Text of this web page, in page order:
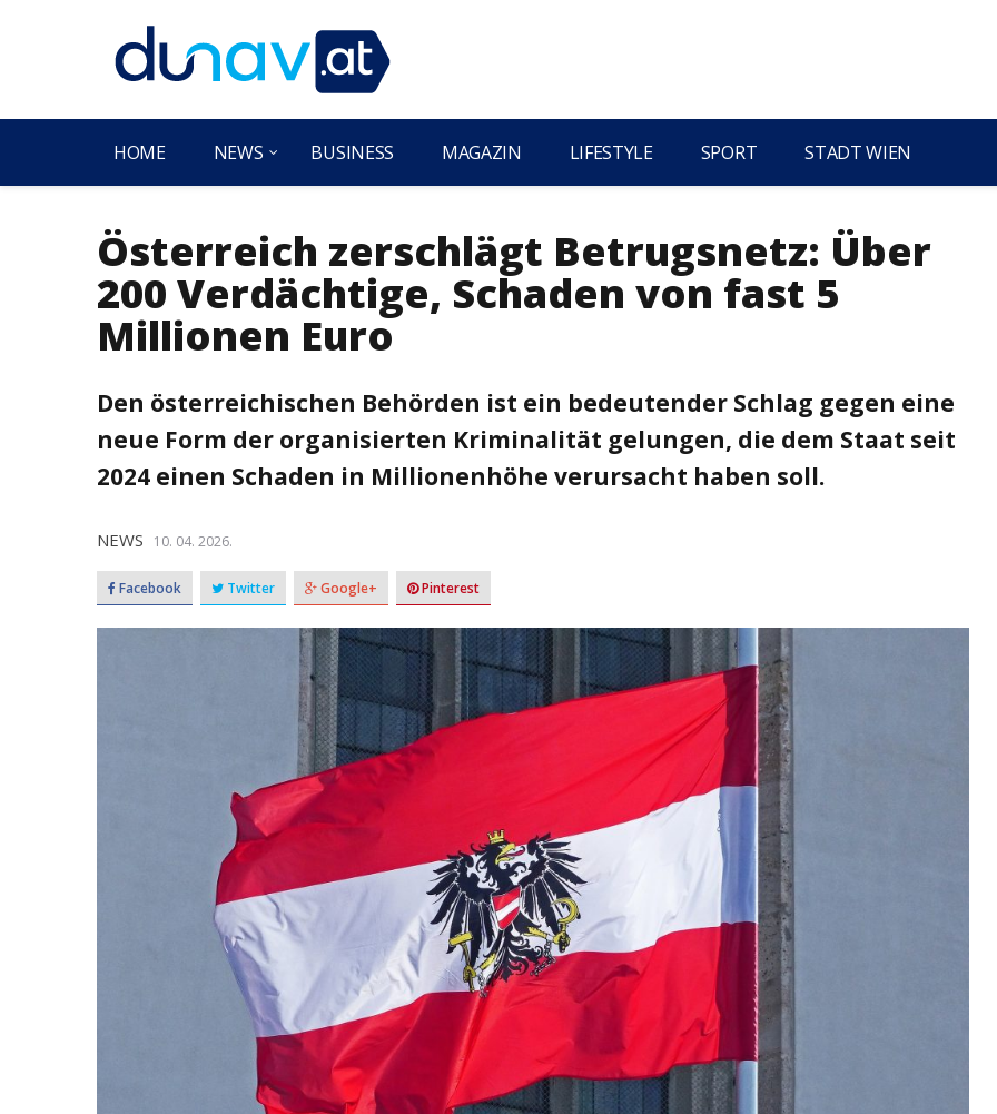
HOME NEWS BUSINESS MAGAZIN LIFESTYLE SPORT STADT WIEN
Österreich zerschlägt Betrugsnetz: Über
200 Verdächtige, Schaden von fast 5
Millionen Euro
Den österreichischen Behörden ist ein bedeutender Schlag gegen eine
neue Form der organisierten Kriminalität gelungen, die dem Staat seit
2024 einen Schaden in Millionenhöhe verursacht haben soll.
NEWS 10. 04. 2026.
Facebook Twitter Google+ Pinterest